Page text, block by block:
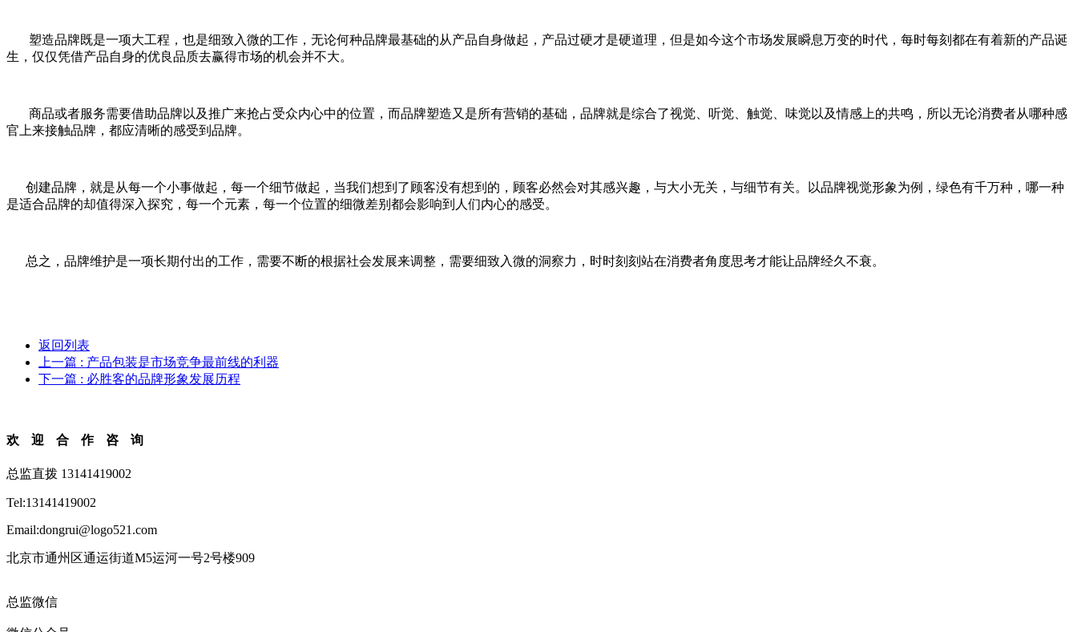
塑造品牌既是一项大工程，也是细致入微的工作，无论何种品牌最基础的从产品自身做起，产品过硬才是硬道理，但是如今这个市场发展瞬息万变的时代，每时每刻都在有着新的产品诞
生，仅仅凭借产品自身的优良品质去赢得市场的机会并不大。
商品或者服务需要借助品牌以及推广来抢占受众内心中的位置，而品牌塑造又是所有营销的基础，品牌就是综合了视觉、听觉、触觉、味觉以及情感上的共鸣，所以无论消费者从哪种感
官上来接触品牌，都应清晰的感受到品牌。
创建品牌，就是从每一个小事做起，每一个细节做起，当我们想到了顾客没有想到的，顾客必然会对其感兴趣，与大小无关，与细节有关。以品牌视觉形象为例，绿色有千万种，哪一种
是适合品牌的却值得深入探究，每一个元素，每一个位置的细微差别都会影响到人们内心的感受。
总之，品牌维护是一项长期付出的工作，需要不断的根据社会发展来调整，需要细致入微的洞察力，时时刻刻站在消费者角度思考才能让品牌经久不衰。
返回列表
上一篇 : 产品包装是市场竞争最前线的利器
下一篇 : 必胜客的品牌形象发展历程
欢迎合作咨询
总监直拨 13141419002
Tel:13141419002
Email:dongrui@logo521.com
北京市通州区通运街道M5运河一号2号楼909
总监微信